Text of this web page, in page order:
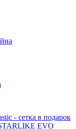
- сетка в подарок
EVO